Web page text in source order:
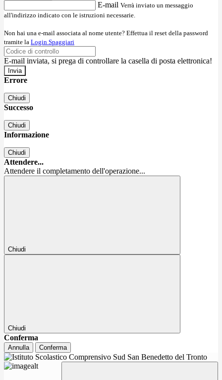
E-mail Verrà inviato un messaggio
all'indirizzo indicato con le istruzioni necessarie.
Non hai una e-mail associata al nome utente? Effettua il reset della password
tramite la Login Spaggiari
E-mail inviata, si prega di controllare la casella di posta elettronica!
Errore
Chiudi
Successo
Chiudi
Informazione
Chiudi
Attendere...
Attendere il completamento dell'operazione...
Chiudi
Chiudi
Conferma
Annulla Conferma